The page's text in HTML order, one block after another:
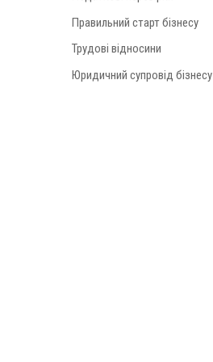
Правильний старт бізнесу
Трудові відносини
Юридичний супровід бізнесу